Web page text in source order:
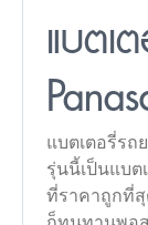
แบต
แบตเตอรี่รถ
รุ่นนี้เป็นแบต
ที่ราคาถูกที่